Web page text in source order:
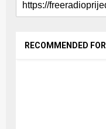
RECOMMENDED